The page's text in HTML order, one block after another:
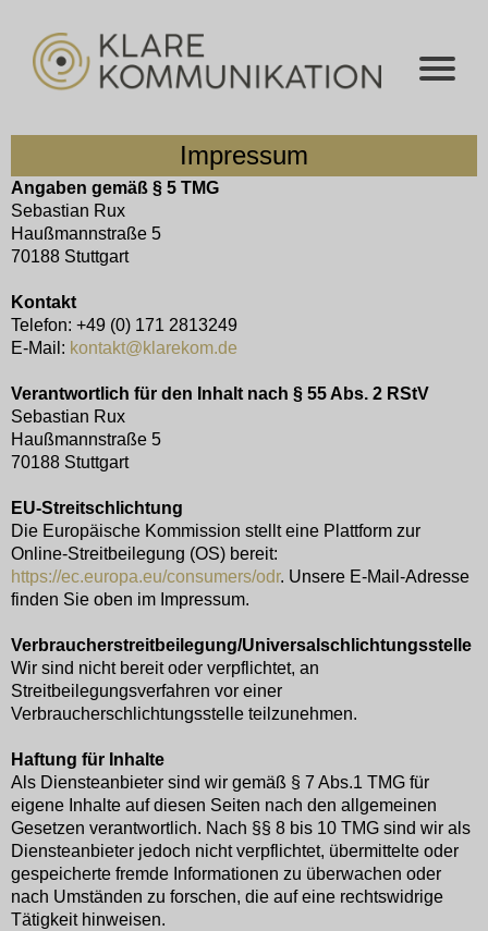
Impressum
Angaben gemäß § 5 TMG
Sebastian Rux
Haußmannstraße 5
70188 Stuttgart
Kontakt
Telefon: +49 (0) 171 2813249
E-Mail: kontakt@klarekom.de
Verantwortlich für den Inhalt nach § 55 Abs. 2 RStV
Sebastian Rux
Haußmannstraße 5
70188 Stuttgart
EU-Streitschlichtung
Die Europäische Kommission stellt eine Plattform zur
Online-Streitbeilegung (OS) bereit:
https://ec.europa.eu/consumers/odr. Unsere E-Mail-Adresse
finden Sie oben im Impressum.
Verbraucherstreitbeilegung/Universalschlichtungsstelle
Wir sind nicht bereit oder verpflichtet, an
Streitbeilegungsverfahren vor einer
Verbraucherschlichtungsstelle teilzunehmen.
Haftung für Inhalte
Als Diensteanbieter sind wir gemäß § 7 Abs.1 TMG für
eigene Inhalte auf diesen Seiten nach den allgemeinen
Gesetzen verantwortlich. Nach §§ 8 bis 10 TMG sind wir als
Diensteanbieter jedoch nicht verpflichtet, übermittelte oder
gespeicherte fremde Informationen zu überwachen oder
nach Umständen zu forschen, die auf eine rechtswidrige
Tätigkeit hinweisen.